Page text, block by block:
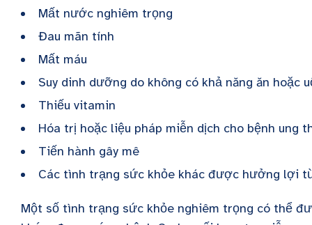
Mất nước nghiêm trọng
Đau mãn tính
Mất máu
Suy dinh dưỡng do không có khả năng ăn hoặc
Thiếu vitamin
Hóa trị hoặc liệu pháp miễn dịch cho bệnh ung
Tiến hành gây mê
Các tình trạng sức khỏe khác được hưởng lợi
Một số tình trạng sức khỏe nghiêm trọng có thể